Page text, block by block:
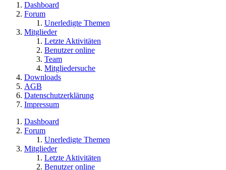
Dashboard
Forum
Unerledigte Themen
Mitglieder
Letzte Aktivitäten
Benutzer online
Team
Mitgliedersuche
Downloads
AGB
Datenschutzerklärung
Impressum
Dashboard
Forum
Unerledigte Themen
Mitglieder
Letzte Aktivitäten
Benutzer online